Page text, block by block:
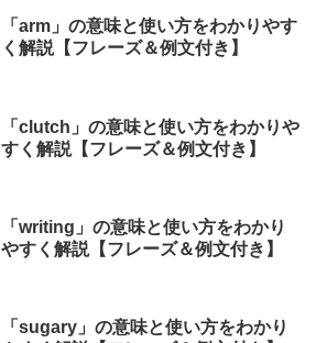
「arm」の意味と使い方をわかりやす
く解説【フレーズ＆例文付き】
「clutch」の意味と使い方をわかりや
すく解説【フレーズ＆例文付き】
「writing」の意味と使い方をわかり
やすく解説【フレーズ＆例文付き】
「sugary」の意味と使い方をわかり